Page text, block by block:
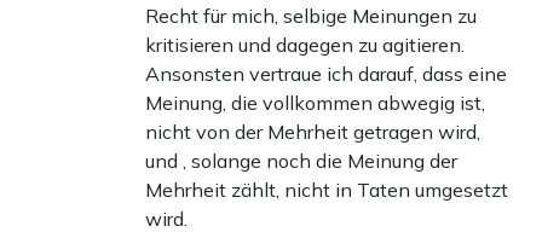
Recht für mich, selbige Meinungen zu
kritisieren und dagegen zu agitieren.
Ansonsten vertraue ich darauf, dass eine
Meinung, die vollkommen abwegig ist,
nicht von der Mehrheit getragen wird,
und , solange noch die Meinung der
Mehrheit zählt, nicht in Taten umgesetzt
wird.